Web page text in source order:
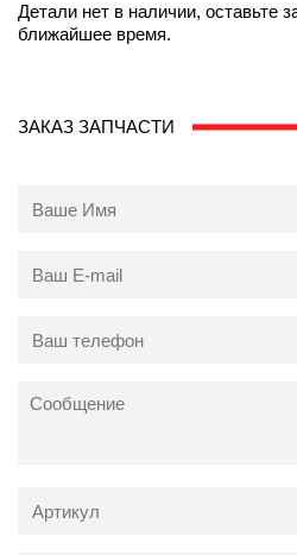
Детали нет в наличии, оставьте
ближайшее время.
ЗАКАЗ ЗАПЧАСТИ